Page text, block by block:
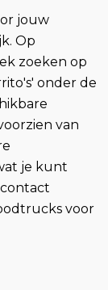
jouw
Op
zoeken op
onder de
van
je kunt
voor